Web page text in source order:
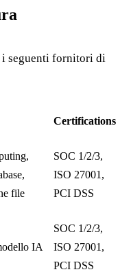
seguenti fornitori di
Certifications
file
SOC 1/2/3,
ISO 27001,
PCI DSS
IA
SOC 1/2/3,
ISO 27001,
PCI DSS